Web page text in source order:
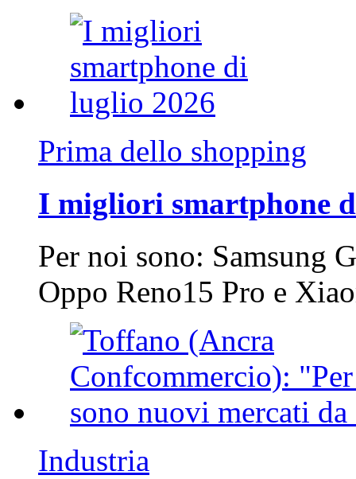
Prima dello shopping
I migliori smartphone
Per noi sono: Samsung
Oppo Reno15 Pro e
Industria